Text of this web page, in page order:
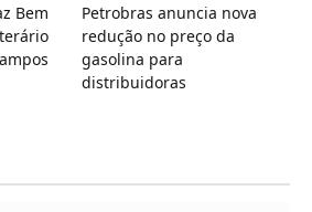
Bem
Petrobras anuncia nova
redução no preço da
gasolina para
distribuidoras